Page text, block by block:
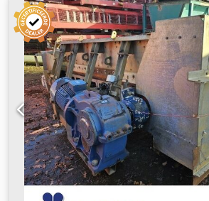
Aandrijving: tandwielkast 15 kW.